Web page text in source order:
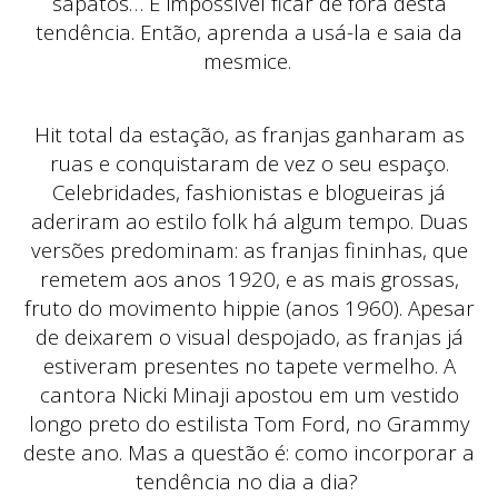
tendência. Então, aprenda a usá-la e saia da
mesmice.
Hit total da estação, as franjas ganharam as
ruas e conquistaram de vez o seu espaço.
Celebridades, fashionistas e blogueiras já
aderiram ao estilo folk há algum tempo. Duas
versões predominam: as franjas fininhas, que
remetem aos anos 1920, e as mais grossas,
fruto do movimento hippie (anos 1960). Apesar
de deixarem o visual despojado, as franjas já
estiveram presentes no tapete vermelho. A
cantora Nicki Minaji apostou em um vestido
longo preto do estilista Tom Ford, no Grammy
deste ano. Mas a questão é: como incorporar a
tendência no dia a dia?